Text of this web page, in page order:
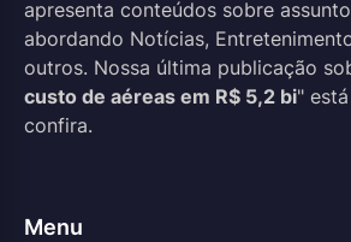
apresenta conteúdos sobre
abordando Notícias,
outros. Nossa última publicação
custo de aéreas em R$ 5,2 bi"
confira.
Menu